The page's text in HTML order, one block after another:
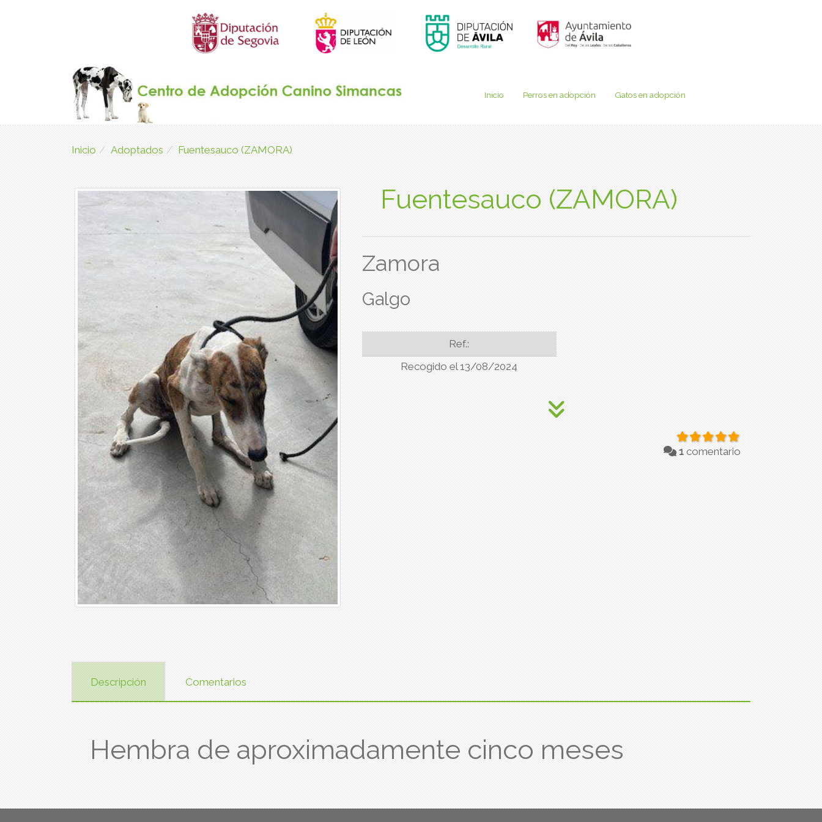
Inicio Perros en adopción Gatos en adopción
Inicio Adoptados Fuentesauco (ZAMORA)
Fuentesauco (ZAMORA)
Zamora
Galgo
Ref.:
Recogido el 13/08/2024
1 comentario
Descripción Comentarios
Hembra de aproximadamente cinco meses